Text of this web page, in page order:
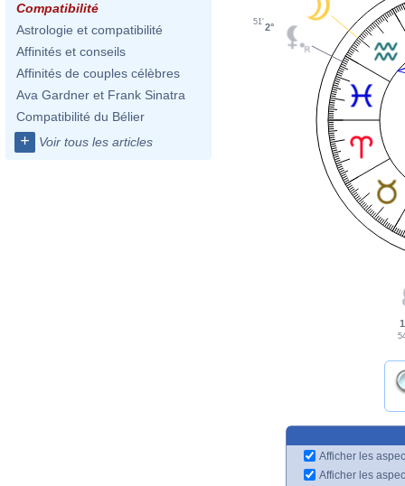
Compatibilité
Astrologie et compatibilité
Affinités et conseils
Affinités de couples célèbres
Ava Gardner et Frank Sinatra
Compatibilité du Bélier
+ Voir tous les articles
2°
51'
Afficher les
Afficher les